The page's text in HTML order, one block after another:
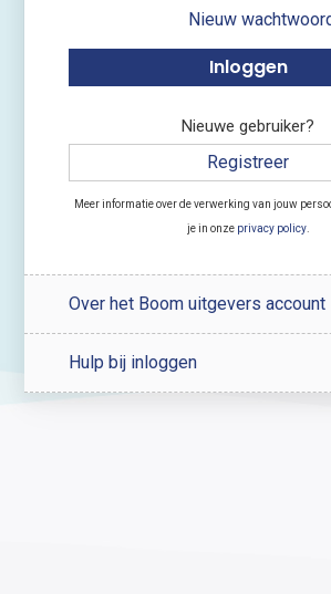
Nieuw
Nieuwe gebruiker?
Registreer
Meer informatie over de verwerking van jouw
je in onze privacy policy.
Over het Boom uitgevers account
Hulp bij inloggen